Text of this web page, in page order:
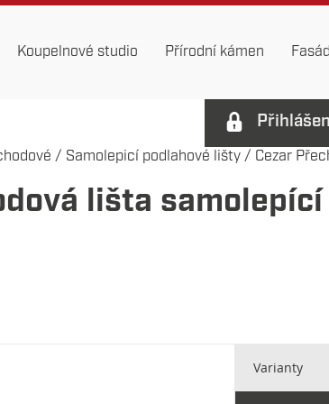
Koupelnové studio Přírodní kámen
/ Samolepicí podlahové lišty / Cezar
lišta
Varianty